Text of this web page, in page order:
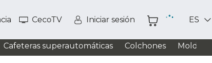
CecoTV Iniciar sesión ES
Cafeteras superautomáticas Colchones